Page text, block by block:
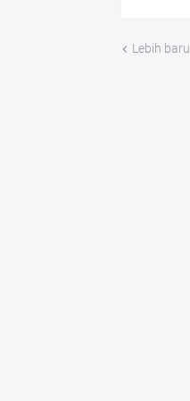
Lebih baru